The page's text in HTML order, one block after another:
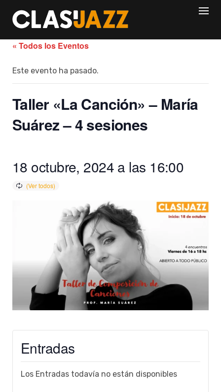
content
« Todos los Eventos
Este evento ha pasado.
Taller «La Canción» – María
Suárez – 4 sesiones
18 octubre, 2024 a las 16:00
Entradas
Los Entradas todavía no están disponibles